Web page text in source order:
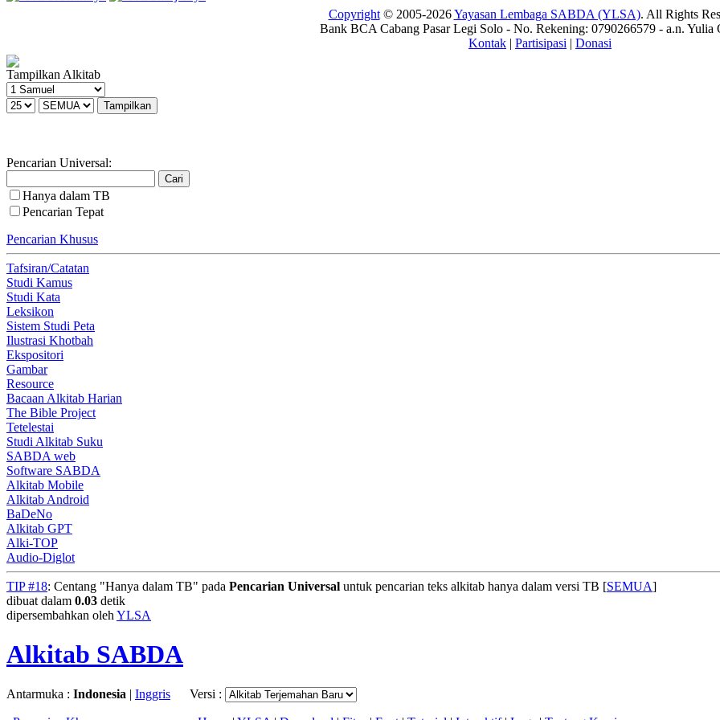
Copyright© 2005-2026Yayasan Lembaga SABDA (YLSA). All Rights
Bank BCA Cabang Pasar Legi Solo - No. Rekening: 0790266579 - a.n. Yulia
Kontak | Partisipasi | Donasi
Tampilkan Alkitab
Pencarian Universal:
Hanya dalam TB
Pencarian Tepat
Pencarian Khusus
Tafsiran/Catatan
Studi Kamus
Studi Kata
Leksikon
Sistem Studi Peta
Ilustrasi Khotbah
Ekspositori
Gambar
Resource
Bacaan Alkitab Harian
The Bible Project
Tetelestai
Studi Alkitab Suku
SABDA web
Software SABDA
Alkitab Mobile
Alkitab Android
BaDeNo
Alkitab GPT
Alki-TOP
Audio-Diglot
TIP #18: Centang "Hanya dalam TB" pada Pencarian Universal untuk pencarian teks alkitab hanya dalam versi TB [SEMUA]
dibuat dalam 0.03 detik
dipersembahkan oleh YLSA
Alkitab SABDA
Antarmuka : Indonesia | Inggris Versi :